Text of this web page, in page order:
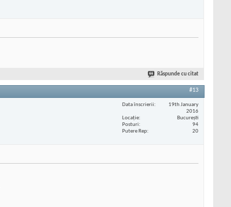
Răspunde cu citat
#13
Data înscrierii
19th January
2016
Locaţie
Bucureşti
Posturi
94
Putere Rep
20